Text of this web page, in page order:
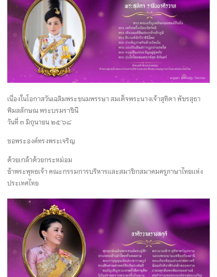
เนื่องในโอกาสวันเฉลิมพระชนมพรรษา สมเด็จพระนางเจ้าสุทิดา พัชรสุธา
พิมลลักษณ พระบรมราชินี
วันที่ ๓ มิถุนายน ๒๕๖๘
ขอพระองค์ทรงพระเจริญ
ด้วยเกล้าด้วยกระหม่อม
ข้าพระพุทธเจ้า คณะกรรมการบริหารเเละสมาชิกสมาคมครูภาษาไทยเเห่ง
ประเทศไทย